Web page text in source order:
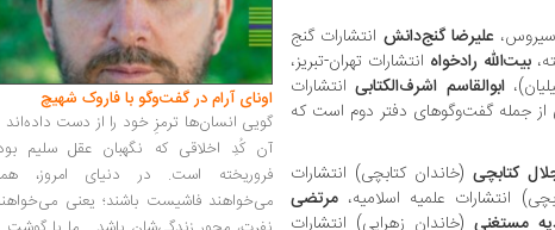
علیرضا گنج‌دانش انتشارات گنج
بیت‌الله رادخواه انتشارات تهران-تبریز،
ابوالقاسم اشرف‌الکتابیانتشارات
از جمله گفت‌وگوهای دفتر دوم است که
کتابچی (خاندان کتابچی) انتشارات
انتشارات علمیه اسلامیه، مرتضی
مستغنی (خاندان زهرایی) انتشارات
اونای آرام در گفت‌وگو با فاروک شهیچ‭
گویی انسان‌ها ترمزِ خود را از دست داده‌اند
آن کُدِ اخلاقی که نگهبان عقل سلیم
فروریخته است. در دنیای امروز،
می‌خواهند فاشیست باشند؛ یعنی